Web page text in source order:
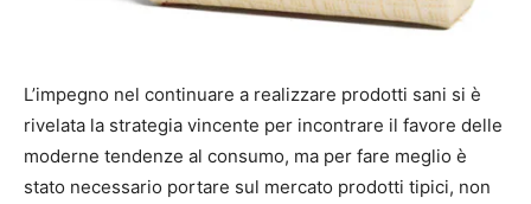
L’impegno nel continuare a realizzare prodotti sani si è
rivelata la strategia vincente per incontrare il favore delle
moderne tendenze al consumo, ma per fare meglio è
stato necessario portare sul mercato prodotti tipici, non